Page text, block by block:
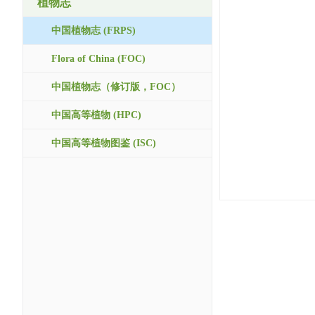
植物志
中国植物志 (FRPS)
Flora of China (FOC)
中国植物志（修订版，FOC）
中国高等植物 (HPC)
中国高等植物图鉴 (ISC)